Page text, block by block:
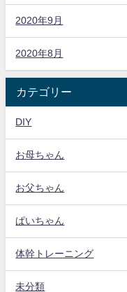
2020年9月
2020年8月
カテゴリー
DIY
お母ちゃん
お父ちゃん
ぱいちゃん
体幹トレーニング
未分類